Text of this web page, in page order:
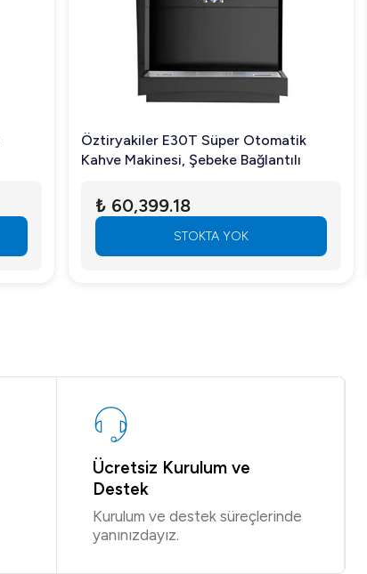
Öztiryakiler E30T Süper Otomatik
Kahve Makinesi, Şebeke Bağlantılı
₺ 60,399.18
STOKTA YOK
Ücretsiz Kurulum ve
Destek
Kurulum ve destek süreçlerinde
yanınızdayız.